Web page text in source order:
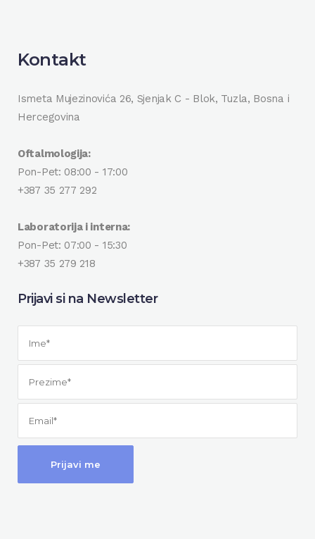
Kontakt
Ismeta Mujezinovića 26, Sjenjak C - Blok, Tuzla, Bosna i
Hercegovina
Oftalmologija:
Pon-Pet: 08:00 - 17:00
+387 35 277 292
Laboratorija i interna:
Pon-Pet: 07:00 - 15:30
+387 35 279 218
Prijavi si na Newsletter